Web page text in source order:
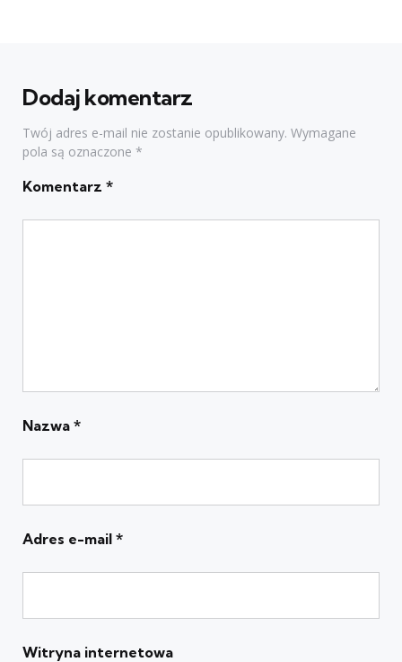
Dodaj komentarz
Twój adres e-mail nie zostanie opublikowany. Wymagane
pola są oznaczone *
Komentarz *
Nazwa *
Adres e-mail *
Witryna internetowa